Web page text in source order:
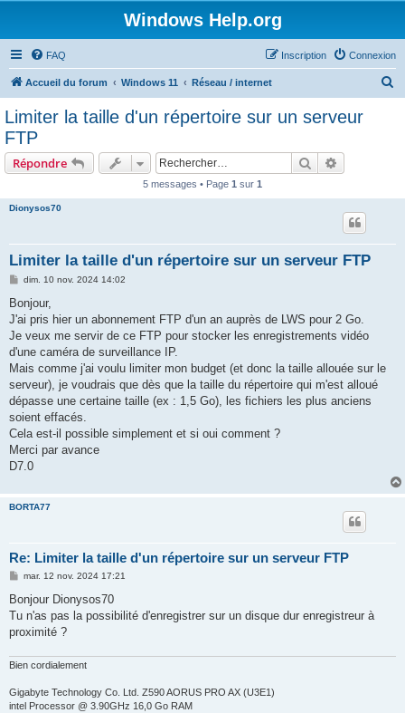
Windows Help.org
FAQ Connexion
Inscription
Accueil du forum Windows 11 Réseau / internet
Limiter la taille d'un répertoire sur un serveur
FTP
Répondre Rechercher
5 messages • Page 1 sur 1
Dionysos70
Limiter la taille d'un répertoire sur un serveur FTP
M
s
a
g
dim. 10 nov. 2024 14:02
Bonjour,
J'ai pris hier un abonnement FTP d'un an auprès de LWS pour 2 Go.
Je veux me servir de ce FTP pour stocker les enregistrements vidéo
d'une caméra de surveillance IP.
Mais comme j'ai voulu limiter mon budget (et donc la taille allouée sur le
serveur), je voudrais que dès que la taille du répertoire qui m'est alloué
dépasse une certaine taille (ex : 1,5 Go), les fichiers les plus anciens
soient effacés.
Cela est-il possible simplement et si oui comment ?
Merci par avance
D7.0
BORTA77
Re: Limiter la taille d'un répertoire sur un serveur FTP
M
s
a
g
mar. 12 nov. 2024 17:21
Bonjour Dionysos70
Tu n'as pas la possibilité d'enregistrer sur un disque dur enregistreur à
proximité ?
Bien cordialement
Gigabyte Technology Co. Ltd. Z590 AORUS PRO AX (U3E1)
intel Processor @ 3.90GHz 16,0 Go RAM